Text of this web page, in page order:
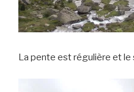
La pente est régulière et